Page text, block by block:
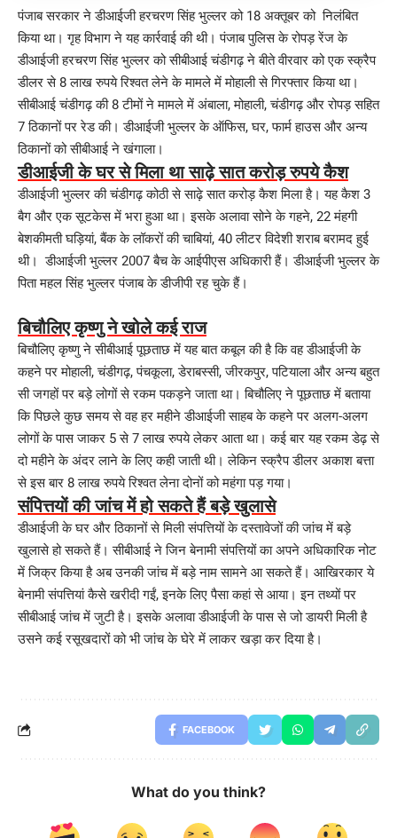
पंजाब सरकार ने डीआईजी हरचरण सिंह भुल्लर को 18 अक्तूबर को निलंबित
किया था। गृह विभाग ने यह कार्रवाई की थी। पंजाब पुलिस के रोपड़ रेंज के
डीआईजी हरचरण सिंह भुल्लर को सीबीआई चंडीगढ़ ने बीते वीरवार को एक स्क्रैप
डीलर से 8 लाख रुपये रिश्वत लेने के मामले में मोहाली से गिरफ्तार किया था।
सीबीआई चंडीगढ़ की 8 टीमों ने मामले में अंबाला, मोहाली, चंडीगढ़ और रोपड़ सहित
7 ठिकानों पर रेड की। डीआईजी भुल्लर के ऑफिस, घर, फार्म हाउस और अन्य
ठिकानों को सीबीआई ने खंगाला।
डीआईजी के घर से मिला था साढ़े सात करोड़ रुपये कैश
डीआईजी भुल्लर की चंडीगढ़ कोठी से साढ़े सात करोड़ कैश मिला है। यह कैश 3
बैग और एक सूटकेस में भरा हुआ था। इसके अलावा सोने के गहने, 22 मंहगी
बेशकीमती घड़ियां, बैंक के लॉकरों की चाबियां, 40 लीटर विदेशी शराब बरामद हुई
थी। डीआईजी भुल्लर 2007 बैच के आईपीएस अधिकारी हैं। डीआईजी भुल्लर के
पिता महल सिंह भुल्लर पंजाब के डीजीपी रह चुके हैं।
बिचौलिए कृष्णु ने खोले कई राज
बिचौलिए कृष्णु ने सीबीआई पूछताछ में यह बात कबूल की है कि वह डीआईजी के
कहने पर मोहाली, चंडीगढ़, पंचकूला, डेराबस्सी, जीरकपुर, पटियाला और अन्य बहुत
सी जगहों पर बड़े लोगों से रकम पकड़ने जाता था। बिचौलिए ने पूछताछ में बताया
कि पिछले कुछ समय से वह हर महीने डीआईजी साहब के कहने पर अलग-अलग
लोगों के पास जाकर 5 से 7 लाख रुपये लेकर आता था। कई बार यह रकम डेढ़ से
दो महीने के अंदर लाने के लिए कही जाती थी। लेकिन स्क्रैप डीलर अकाश बत्ता
से इस बार 8 लाख रुपये रिश्वत लेना दोनों को महंगा पड़ गया।
संपित्तयों की जांच में हो सकते हैं बड़े खुलासे
डीआईजी के घर और ठिकानों से मिली संपत्तियों के दस्तावेजों की जांच में बड़े
खुलासे हो सकते हैं। सीबीआई ने जिन बेनामी संपत्तियों का अपने अधिकारिक नोट
में जिक्र किया है अब उनकी जांच में बड़े नाम सामने आ सकते हैं। आखिरकार ये
बेनामी संपत्तियां कैसे खरीदी गईं, इनके लिए पैसा कहां से आया। इन तथ्यों पर
सीबीआई जांच में जुटी है। इसके अलावा डीआईजी के पास से जो डायरी मिली है
उसने कई रसूखदारों को भी जांच के घेरे में लाकर खड़ा कर दिया है।
FACEBOOK
What do you think?